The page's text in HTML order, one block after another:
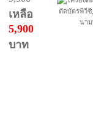
เหลือ
5,900
บาท